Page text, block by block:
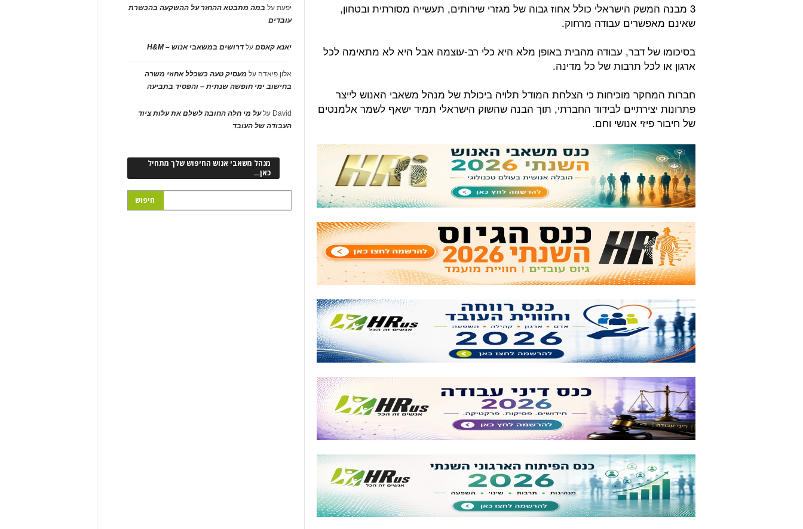
3 מבנה המשק הישראלי כולל אחוז גבוה של מגזרי שירותים, תעשייה מסורתית ובטחון,
שאינם מאפשרים עבודה מרחוק.
בסיכומו של דבר, עבודה מהבית באופן מלא היא כלי רב-עוצמה אבל היא לא מתאימה לכל
ארגון או לכל תרבות של כל מדינה.
חברות המחקר מוכיחות כי הצלחת המודל תלויה ביכולת של מנהל משאבי האנוש לייצר
פתרונות יצירתיים לבידוד החברתי, תוך הבנה שהשוק הישראלי תמיד ישאף לשמר אלמנטים
של חיבור פיזי אנושי וחם.
יפעתעל במה מתבטא ההחזר על ההשקעה בהכשרת
עובדים
יאנא קאסםעלדרושים במשאבי אנוש – H&M
אלון פיאדה על מעסיק טעה כשכלל אחוזי משרה
בחישוב ימי חופשה שנתית – והפסיד בתביעה
David עלעל מי חלה החובה לשלם את עלות ציוד
העבודה של העובד
מנהל משאבי אנוש החיפוש שלך מתחיל
כאן…